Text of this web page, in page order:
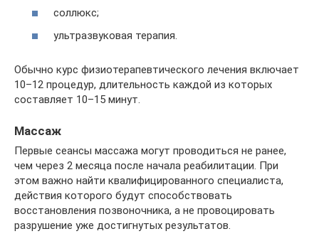
соллюкс;
ультразвуковая терапия.
Обычно курс физиотерапевтического лечения включает
10–12 процедур, длительность каждой из которых
составляет 10–15 минут.
Массаж
Первые сеансы массажа могут проводиться не ранее,
чем через 2 месяца после начала реабилитации. При
этом важно найти квалифицированного специалиста,
действия которого будут способствовать
восстановления позвоночника, а не провоцировать
разрушение уже достигнутых результатов.